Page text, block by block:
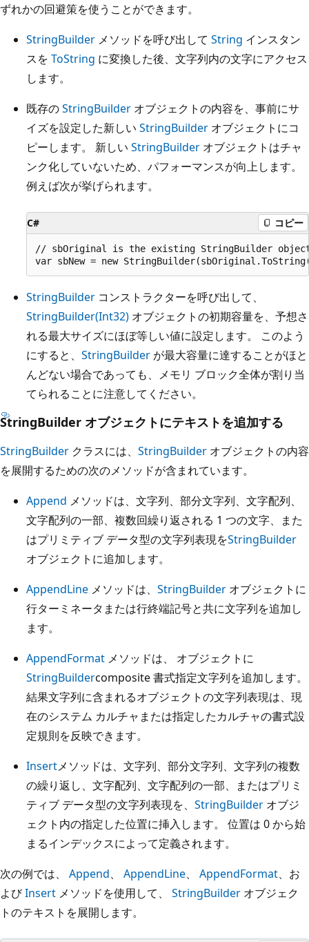
ずれかの回避策を使うことができます。
StringBuilder メソッドを呼び出して String インスタン
スを ToString に変換した後、文字列内の文字にアクセス
します。
既存のStringBuilder オブジェクトの内容を、事前にサ
イズを設定した新しい StringBuilder オブジェクトにコ
ピーします。 新しい StringBuilder オブジェクトはチャ
ンク化していないため、パフォーマンスが向上します。
例えば次が挙げられます。
C# コピー
// sbOriginal is the existing StringBuilder
StringBuilder コンストラクターを呼び出して、
StringBuilder(Int32) オブジェクトの初期容量を、予想さ
れる最大サイズにほぼ等しい値に設定します。 このよう
にすると、 StringBuilder が最大容量に達することがほと
んどない場合であっても、メモリ ブロック全体が割り当
てられることに注意してください。
StringBuilder オブジェクトにテキストを追加する
StringBuilder クラスには、 StringBuilder オブジェクトの内容
を展開するための次のメソッドが含まれています。
Append メソッドは、文字列、部分文字列、文字配列、
文字配列の一部、複数回繰り返される 1 つの文字、また
はプリミティブ データ型の文字列表現をStringBuilder
オブジェクトに追加します。
AppendLine メソッドは、 StringBuilder オブジェクトに
行ターミネータまたは行終端記号と共に文字列を追加し
ます。
AppendFormat メソッドは、
オブジェクトに
StringBuildercomposite 書式指定文字列を追加します。
結果文字列に含まれるオブジェクトの文字列表現は、現
在のシステム カルチャまたは指定したカルチャの書式設
定規則を反映できます。
Insertメソッドは、文字列、部分文字列、文字列の複数
の繰り返し、文字配列、文字配列の一部、またはプリミ
ティブ データ型の文字列表現を、 StringBuilder オブジ
ェクト内の指定した位置に挿入します。 位置は 0 から始
まるインデックスによって定義されます。
次の例では、 Append、 AppendLine、 AppendFormat、お
よびInsert メソッドを使用して、 StringBuilder オブジェク
トのテキストを展開します。